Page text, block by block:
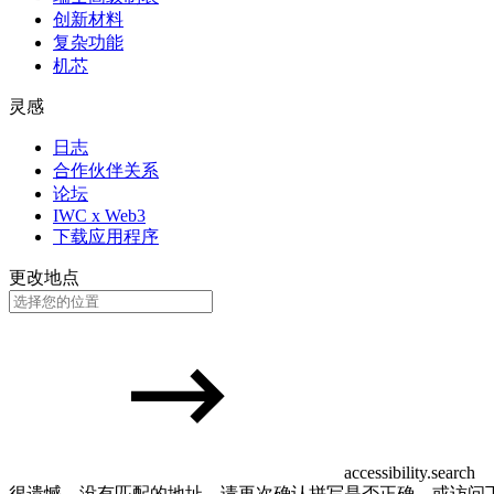
创新材料
复杂功能
机芯
灵感
日志
合作伙伴关系
论坛
IWC x Web3
下载应用程序
更改地点
accessibility.search